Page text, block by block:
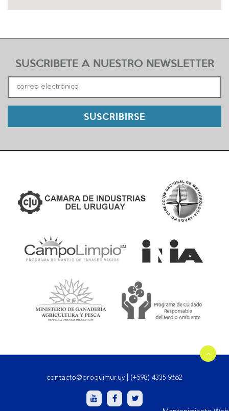
SUSCRIBETE A NUESTRO NEWSLETTER
SUSCRIBIRSE
contacto@proquimur.uy (+598) 4335 9662